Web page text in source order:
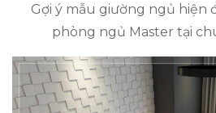
Gợi ý mẫu giường ngủ hiện
phòng ngủ Master tại